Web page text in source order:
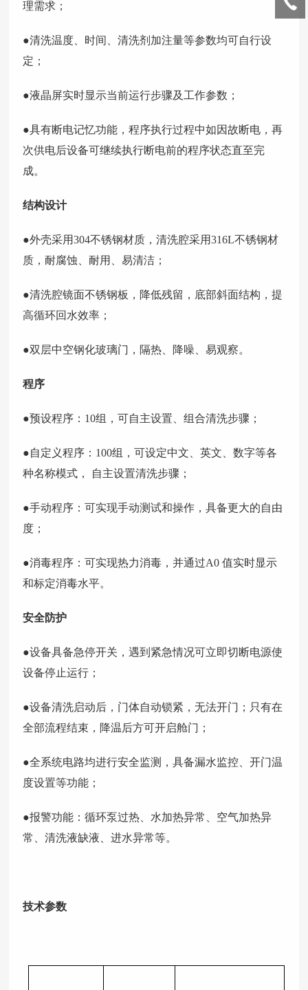
理需求；
●清洗温度、时间、清洗剂加注量等参数均可自行设
定；
●液晶屏实时显示当前运行步骤及工作参数；
●具有断电记忆功能，程序执行过程中如因故断电，再
次供电后设备可继续执行断电前的程序状态直至完
成。
结构设计
●外壳采用304不锈钢材质，清洗腔采用316L不锈钢材
质，耐腐蚀、耐用、易清洁；
●清洗腔镜面不锈钢板，降低残留，底部斜面结构，提
高循环回水效率；
●双层中空钢化玻璃门，隔热、降噪、易观察。
程序
●预设程序：10组，可自主设置、组合清洗步骤；
●自定义程序：100组，可设定中文、英文、数字等各
种名称模式， 自主设置清洗步骤；
●手动程序：可实现手动测试和操作，具备更大的自由
度；
●消毒程序：可实现热力消毒，并通过A0 值实时显示
和标定消毒水平。
安全防护
●设备具备急停开关，遇到紧急情况可立即切断电源使
设备停止运行；
●设备清洗启动后，门体自动锁紧，无法开门；只有在
全部流程结束，降温后方可开启舱门；
●全系统电路均进行安全监测，具备漏水监控、开门温
度设置等功能；
●报警功能：循环泵过热、水加热异常、空气加热异
常、清洗液缺液、进水异常等。
技术参数